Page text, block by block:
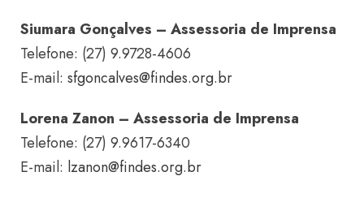
Siumara Gonçalves – Assessoria de Imprensa
Telefone: (27) 9.9728-4606
E-mail: sfgoncalves@findes.org.br
Lorena Zanon – Assessoria de Imprensa
Telefone: (27) 9.9617-6340
E-mail: lzanon@findes.org.br